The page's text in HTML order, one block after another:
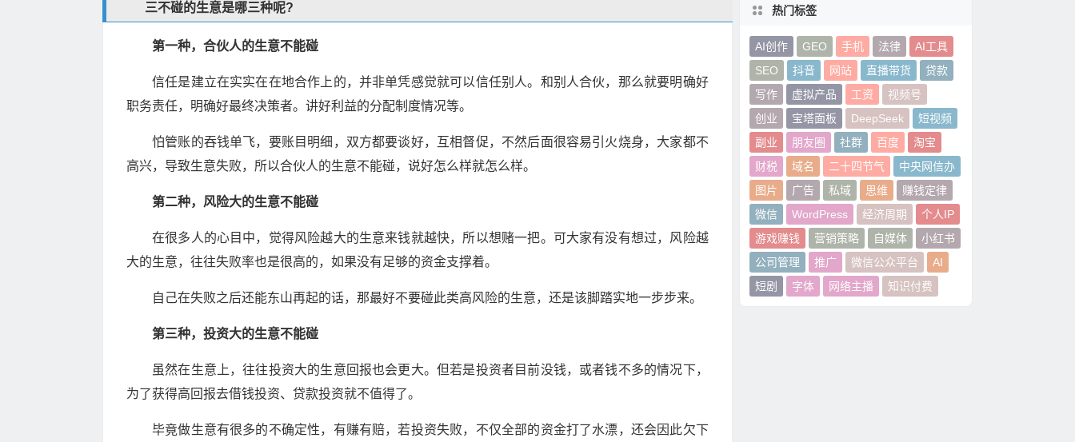
三不碰的生意是哪三种呢?
第一种，合伙人的生意不能碰
信任是建立在实实在在地合作上的，并非单凭感觉就可以信任别人。和别人合伙，那么就要明确好
职务责任，明确好最终决策者。讲好利益的分配制度情况等。
怕管账的吞钱单飞，要账目明细，双方都要谈好，互相督促，不然后面很容易引火烧身，大家都不
高兴，导致生意失败，所以合伙人的生意不能碰，说好怎么样就怎么样。
第二种，风险大的生意不能碰
在很多人的心目中，觉得风险越大的生意来钱就越快，所以想赌一把。可大家有没有想过，风险越
大的生意，往往失败率也是很高的，如果没有足够的资金支撑着。
自己在失败之后还能东山再起的话，那最好不要碰此类高风险的生意，还是该脚踏实地一步步来。
第三种，投资大的生意不能碰
虽然在生意上，往往投资大的生意回报也会更大。但若是投资者目前没钱，或者钱不多的情况下，
为了获得高回报去借钱投资、贷款投资就不值得了。
毕竟做生意有很多的不确定性，有赚有赔，若投资失败，不仅全部的资金打了水漂，还会因此欠下
热门标签
AI创作 GEO 手机 法律
AI工具
SEO
抖音 网站 直播带货
贷款
写作
虚拟产品 工资
视频号
创业
宝塔面板 DeepSeek
短视频
副业
朋友圈 社群 百度
淘宝
财税
域名 二十四节气
中央网信办
图片
广告 私域 思维
赚钱定律
微信
WordPress 经济周期
个人IP
游戏赚钱
营销策略 自媒体
小红书
公司管理
推广 微信公众平台
AI
短剧
字体 网络主播 知识付费